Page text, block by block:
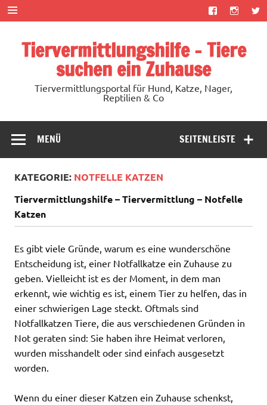
Zum
Inhalt
springen
Tiervermittlungshilfe – Tiere
suchen ein Zuhause
Tiervermittlungsportal für Hund, Katze, Nager,
Reptilien & Co
SEITENLEISTE
MENÜ
KATEGORIE: NOTFELLE KATZEN
Tiervermittlungshilfe – Tiervermittlung – Notfelle
Katzen
Es gibt viele Gründe, warum es eine wunderschöne
Entscheidung ist, einer Notfallkatze ein Zuhause zu
geben. Vielleicht ist es der Moment, in dem man
erkennt, wie wichtig es ist, einem Tier zu helfen, das in
einer schwierigen Lage steckt. Oftmals sind
Notfallkatzen Tiere, die aus verschiedenen Gründen in
Not geraten sind: Sie haben ihre Heimat verloren,
wurden misshandelt oder sind einfach ausgesetzt
worden.
Wenn du einer dieser Katzen ein Zuhause schenkst,